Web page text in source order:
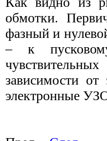
обмотки.
фазный и
– к
зависимости от
электронные